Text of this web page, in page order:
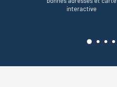
interactive